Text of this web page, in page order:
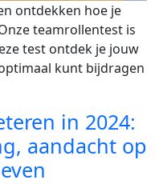
ontdekken hoe je
teamrollentest is
test ontdek je jouw
kunt bijdragen
in 2024:
aandacht op